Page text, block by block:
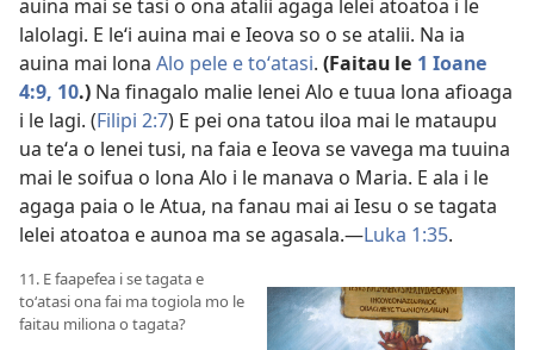
auina mai se tasi o ona atalii agaga lelei atoatoa i le
lalolagi. E leʻi auina mai e Ieova so o se atalii. Na ia
auina mai lona Alo pele e toʻatasi. (Faitau le 1 Ioane
4:9, 10.) Na finagalo malie lenei Alo e tuua lona afioaga
i le lagi. (Filipi 2:7) E pei ona tatou iloa mai le mataupu
ua teʻa o lenei tusi, na faia e Ieova se vavega ma tuuina
mai le soifua o lona Alo i le manava o Maria. E ala i le
agaga paia o le Atua, na fanau mai ai Iesu o se tagata
lelei atoatoa e aunoa ma se agasala.—Luka 1:35.
11. E faapefea i se tagata e
toʻatasi ona fai ma togiola mo le
faitau miliona o tagata?